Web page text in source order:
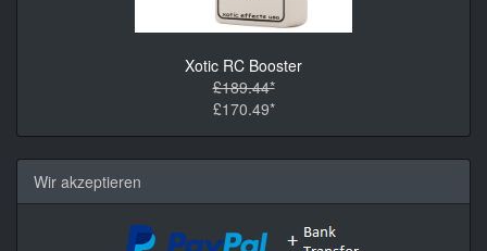
Xotic RC Booster
£189.44*
£170.49*
Wir akzeptieren